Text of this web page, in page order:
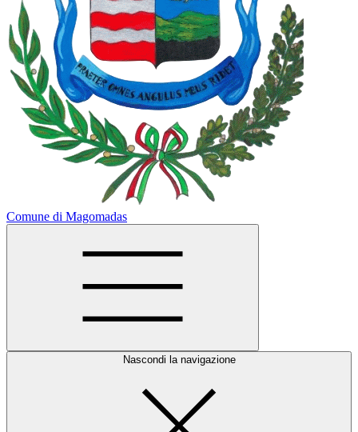
Comune di Magomadas
Nascondi la navigazione